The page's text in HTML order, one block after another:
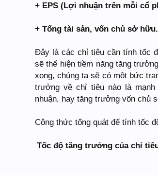
+ EPS (Lợi nhuận trên mỗi cổ
+ Tổng tài sản, vốn chủ sở hữu.
Đây là các chỉ tiêu cần tính tốc
sẽ thể hiện tiềm năng tăng
xong, chúng ta sẽ có một bức
trưởng về chỉ tiêu nào là
nhuận, hay tăng trưởng vốn chủ
Công thức tổng quát để tính tốc
Tốc độ tăng trưởng của chỉ